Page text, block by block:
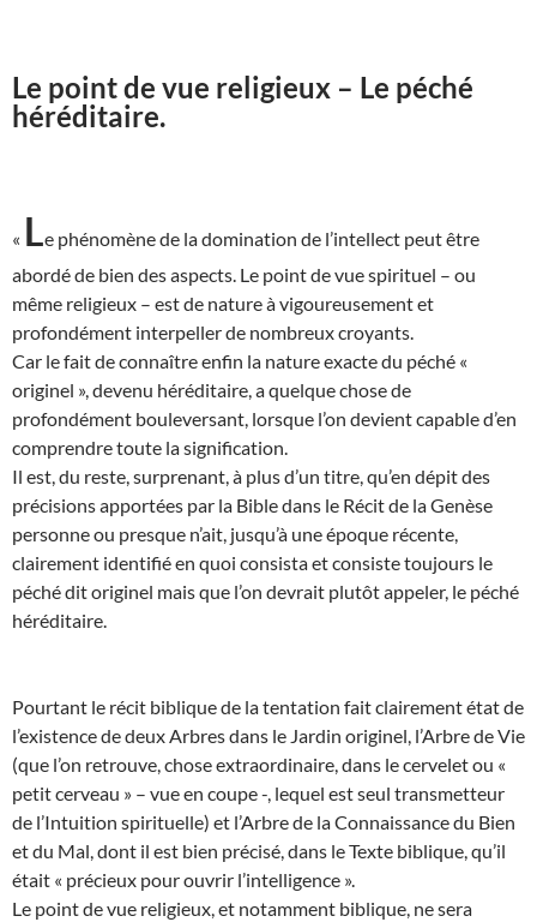
Le point de vue religieux – Le péché
héréditaire.
« Le phénomène de la domination de l’intellect peut être
abordé de bien des aspects. Le point de vue spirituel – ou
même religieux – est de nature à vigoureusement et
profondément interpeller de nombreux croyants.
Car le fait de connaître enfin la nature exacte du péché «
originel », devenu héréditaire, a quelque chose de
profondément bouleversant, lorsque l’on devient capable d’en
comprendre toute la signification.
Il est, du reste, surprenant, à plus d’un titre, qu’en dépit des
précisions apportées par la Bible dans le Récit de la Genèse
personne ou presque n’ait, jusqu’à une époque récente,
clairement identifié en quoi consista et consiste toujours le
péché dit originel mais que l’on devrait plutôt appeler, le péché
héréditaire.
Pourtant le récit biblique de la tentation fait clairement état de
l’existence de deux Arbres dans le Jardin originel, l’Arbre de Vie
(que l’on retrouve, chose extraordinaire, dans le cervelet ou «
petit cerveau » – vue en coupe -, lequel est seul transmetteur
de l’Intuition spirituelle) et l’Arbre de la Connaissance du Bien
et du Mal, dont il est bien précisé, dans le Texte biblique, qu’il
était « précieux pour ouvrir l’intelligence ».
Le point de vue religieux, et notamment biblique, ne sera